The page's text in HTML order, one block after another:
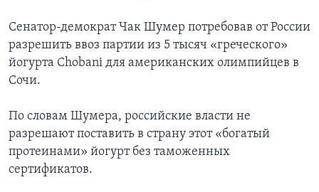
Сенатор-демократ Чак Шумер потребовав от России
разрешить ввоз партии из 5 тысяч «греческого»
йогурта Chobani для американских олимпийцев в
Сочи.
По словам Шумера, российские власти не
разрешают поставить в страну этот «богатый
протеинами» йогурт без таможенных
сертификатов.